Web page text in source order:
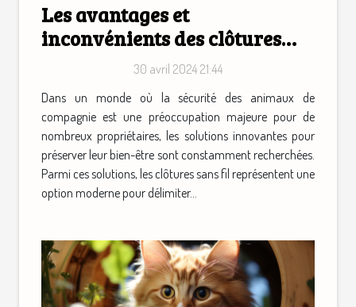
Les avantages et
inconvénients des clôtures
sans fil pour la sécurité des
animaux domestiques
30 avril 2024 21:44
Dans un monde où la sécurité des animaux de
compagnie est une préoccupation majeure pour de
nombreux propriétaires, les solutions innovantes pour
préserver leur bien-être sont constamment recherchées.
Parmi ces solutions, les clôtures sans fil représentent une
option moderne pour délimiter...